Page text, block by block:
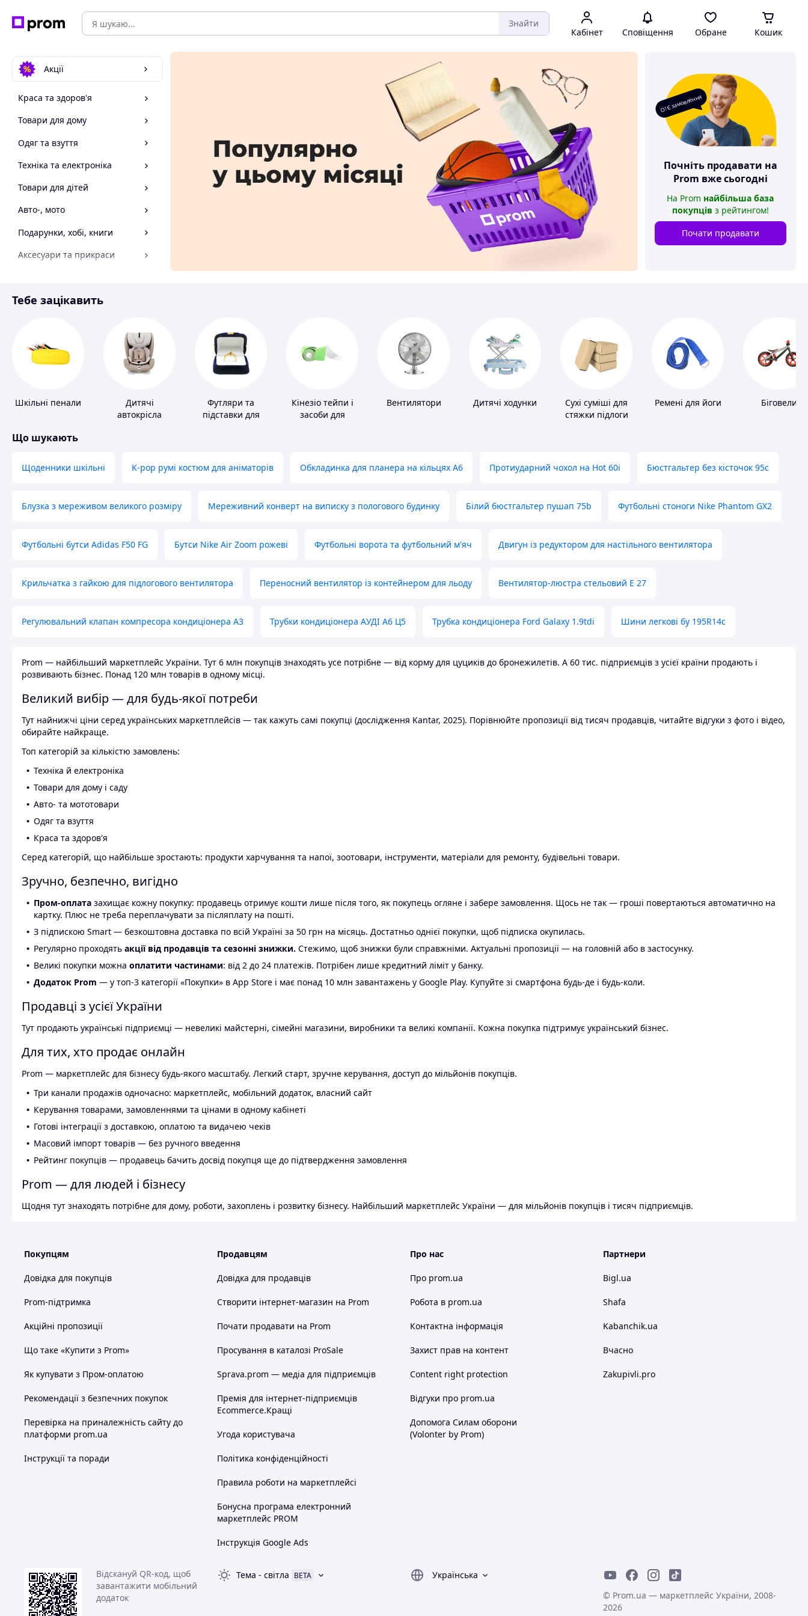
Знайти
Кабінет Сповіщення Обране Кошик
Акції
Краса та здоров'я
Товари для дому
Одяг та взуття
Техніка та електроніка
Товари для дітей
Авто-, мото
Подарунки, хобі, книги
Аксесуари та прикраси
Спорт і відпочинок
О! Є замовлення
Почніть продавати на
Prom вже сьогодні
На Prom найбільша база
покупців з рейтингом!
Почати продавати
Тебе зацікавить
Шкільні пенали
Дитячі
автокрісла
Футляри та
підставки для
Кінезіо тейпи і
засоби для
Вентилятори Дитячі ходунки
Сухі суміші для
стяжки підлоги
Ремені для йоги Біговели
Що шукають
Щоденники шкільні K-pop румі костюм для аніматорів Обкладинка для планера на кільцях А6 Протиударний чохол на Hot 60i Бюстгальтер без кісточок 95с
Блузка з мереживом великого розміру Мереживний конверт на виписку з пологового будинку Білий бюстгальтер пушап 75b Футбольні стоноги Nike Phantom GX2
Футбольні бутси Adidas F50 FG Бутси Nike Air Zoom рожеві Футбольні ворота та футбольний м'яч Двигун із редуктором для настільного вентилятора
Крильчатка з гайкою для підлогового вентилятора Переносний вентилятор із контейнером для льоду Вентилятор-люстра стельовий E 27
Регулювальний клапан компресора кондиціонера А3 Трубки кондиціонера АУДІ А6 Ц5 Трубка кондиціонера Ford Galaxy 1.9tdi Шини легкові бу 195R14c
Prom — найбільший маркетплейс України. Тут 6 млн покупців знаходять усе потрібне — від корму для цуциків до бронежилетів. А 60 тис. підприємців з усієї країни продають і
розвивають бізнес. Понад 120 млн товарів в одному місці.
Великий вибір — для будь-якої потреби
Тут найнижчі ціни серед українських маркетплейсів — так кажуть самі покупці (дослідження Kantar, 2025). Порівнюйте пропозиції від тисяч продавців, читайте відгуки з фото і відео,
обирайте найкраще.
Топ категорій за кількістю замовлень:
Техніка й електроніка
Товари для дому і саду
Авто- та мототовари
Одяг та взуття
Краса та здоров'я
Серед категорій, що найбільше зростають: продукти харчування та напої, зоотовари, інструменти, матеріали для ремонту, будівельні товари.
Зручно, безпечно, вигідно
Пром-оплата захищає кожну покупку: продавець отримує кошти лише після того, як покупець огляне і забере замовлення. Щось не так — гроші повертаються автоматично на
картку. Плюс не треба переплачувати за післяплату на пошті.
З підпискою Smart — безкоштовна доставка по всій Україні за 50 грн на місяць. Достатньо однієї покупки, щоб підписка окупилась.
Регулярно проходять акції від продавців та сезонні знижки. Стежимо, щоб знижки були справжніми. Актуальні пропозиції — на головній або в застосунку.
Великі покупки можна оплатити частинами: від 2 до 24 платежів. Потрібен лише кредитний ліміт у банку.
Додаток Prom — у топ-3 категорії «Покупки» в App Store і має понад 10 млн завантажень у Google Play. Купуйте зі смартфона будь-де і будь-коли.
Продавці з усієї України
Тут продають українські підприємці — невеликі майстерні, сімейні магазини, виробники та великі компанії. Кожна покупка підтримує український бізнес.
Для тих, хто продає онлайн
Prom — маркетплейс для бізнесу будь-якого масштабу. Легкий старт, зручне керування, доступ до мільйонів покупців.
Три канали продажів одночасно: маркетплейс, мобільний додаток, власний сайт
Керування товарами, замовленнями та цінами в одному кабінеті
Готові інтеграції з доставкою, оплатою та видачею чеків
Масовий імпорт товарів — без ручного введення
Рейтинг покупців — продавець бачить досвід покупця ще до підтвердження замовлення
Prom — для людей і бізнесу
Щодня тут знаходять потрібне для дому, роботи, захоплень і розвитку бізнесу. Найбільший маркетплейс України — для мільйонів покупців і тисяч підприємців.
Покупцям
Довідка для покупців
Prom-підтримка
Акційні пропозиції
Що таке «Купити з Prom»
Як купувати з Пром-оплатою
Рекомендації з безпечних покупок
Перевірка на приналежність сайту до
платформи prom.ua
Інструкції та поради
Продавцям
Довідка для продавців
Створити інтернет-магазин на Prom
Почати продавати на Prom
Просування в каталозі ProSale
Sprava.prom — медіа для підприємців
Премія для інтернет-підприємців
Ecommerce.Кращі
Угода користувача
Політика конфіденційності
Правила роботи на маркетплейсі
Бонусна програма електронний
маркетплейс PROM
Інструкція Google Ads
Про нас
Про prom.ua
Робота в prom.ua
Контактна інформація
Захист прав на контент
Content right protection
Відгуки про prom.ua
Допомога Силам оборони
(Volonter by Prom)
Партнери
Bigl.ua
Shafa
Kabanchik.ua
Вчасно
Zakupivli.pro
Відскануй QR-код, щоб
завантажити мобільний
додаток
Тема - світла BETA
Українська
© Prom.ua — маркетплейс України, 2008-
2026